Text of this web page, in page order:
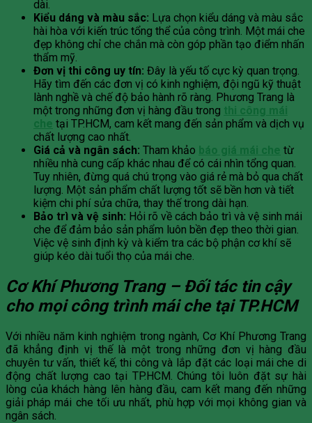
dài.
Kiểu dáng và màu sắc: Lựa chọn kiểu dáng và màu sắc
hài hòa với kiến trúc tổng thể của công trình. Một mái che
đẹp không chỉ che chắn mà còn góp phần tạo điểm nhấn
thẩm mỹ.
Đơn vị thi công uy tín: Đây là yếu tố cực kỳ quan trọng.
Hãy tìm đến các đơn vị có kinh nghiệm, đội ngũ kỹ thuật
lành nghề và chế độ bảo hành rõ ràng. Phương Trang là
một trong những đơn vị hàng đầu trong thi công mái
che tại TP.HCM, cam kết mang đến sản phẩm và dịch vụ
chất lượng cao nhất.
Giá cả và ngân sách: Tham khảo báo giá mái che từ
nhiều nhà cung cấp khác nhau để có cái nhìn tổng quan.
Tuy nhiên, đừng quá chú trọng vào giá rẻ mà bỏ qua chất
lượng. Một sản phẩm chất lượng tốt sẽ bền hơn và tiết
kiệm chi phí sửa chữa, thay thế trong dài hạn.
Bảo trì và vệ sinh: Hỏi rõ về cách bảo trì và vệ sinh mái
che để đảm bảo sản phẩm luôn bền đẹp theo thời gian.
Việc vệ sinh định kỳ và kiểm tra các bộ phận cơ khí sẽ
giúp kéo dài tuổi thọ của mái che.
Cơ Khí Phương Trang – Đối tác tin cậy
cho mọi công trình mái che tại TP.HCM
Với nhiều năm kinh nghiệm trong ngành, Cơ Khí Phương Trang
đã khẳng định vị thế là một trong những đơn vị hàng đầu
chuyên tư vấn, thiết kế, thi công và lắp đặt các loại mái che di
động chất lượng cao tại TP.HCM. Chúng tôi luôn đặt sự hài
lòng của khách hàng lên hàng đầu, cam kết mang đến những
giải pháp mái che tối ưu nhất, phù hợp với mọi không gian và
ngân sách.